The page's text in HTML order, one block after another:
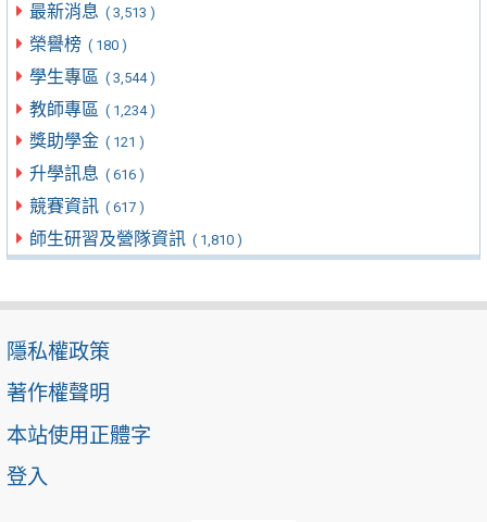
最新消息 ( 3,513 )
榮譽榜 ( 180 )
學生專區 ( 3,544 )
教師專區 ( 1,234 )
獎助學金 ( 121 )
升學訊息 ( 616 )
競賽資訊 ( 617 )
師生研習及營隊資訊 ( 1,810 )
隱私權政策
著作權聲明
本站使用正體字
登入